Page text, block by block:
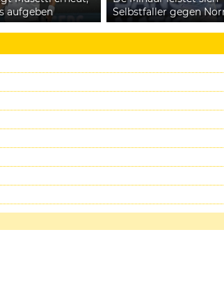
aufgeben
Selbstfaller gegen